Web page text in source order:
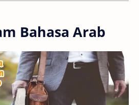
Bahasa Arab